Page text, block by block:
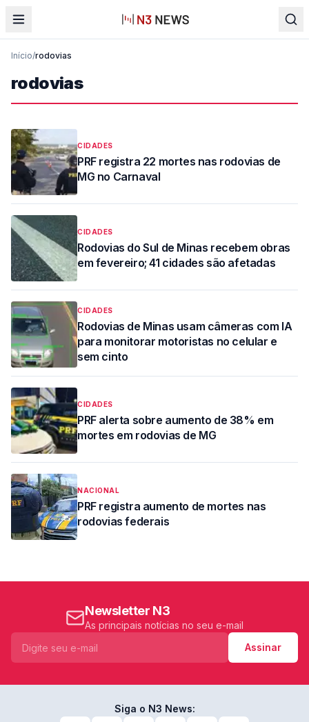
Início/rodovias
rodovias
CIDADES
PRF registra 22 mortes nas rodovias de
MG no Carnaval
CIDADES
Rodovias do Sul de Minas recebem obras
em fevereiro; 41 cidades são afetadas
CIDADES
Rodovias de Minas usam câmeras com IA
para monitorar motoristas no celular e
sem cinto
CIDADES
PRF alerta sobre aumento de 38% em
mortes em rodovias de MG
NACIONAL
PRF registra aumento de mortes nas
rodovias federais
Newsletter N3
As principais notícias no seu e-mail
Assinar
Siga o N3 News: